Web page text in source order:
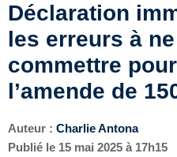
Déclaration
les erreurs à
commettre
l’amende de
Auteur : Charlie Antona
Publié le 15 mai 2025 à 17h15